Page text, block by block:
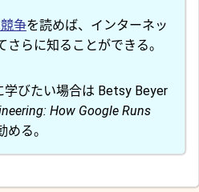
争を読めば、インターネッ
さらに知ることができる。
学びたい場合は Betsy Beyer
How Google Runs
める。